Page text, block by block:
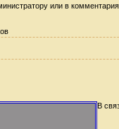
или в
В